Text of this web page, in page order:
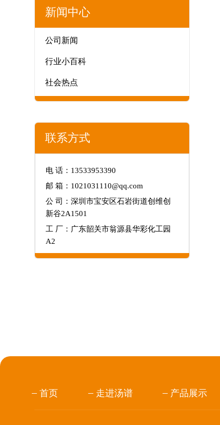
新闻中心
公司新闻
行业小百科
社会热点
联系方式
电 话：13533953390
邮 箱：1021031110@qq.com
公 司：深圳市宝安区石岩街道创维创
新谷2A1501
工 厂：广东韶关市翁源县华彩化工园
A2
首页 走进汤谱 产品展示